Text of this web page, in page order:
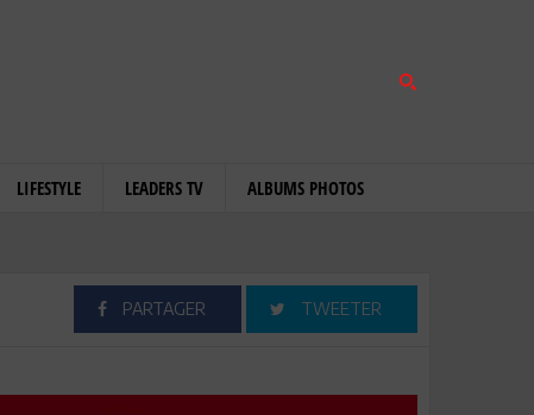
LIFESTYLE LEADERS TV ALBUMS PHOTOS
PARTAGER TWEETER